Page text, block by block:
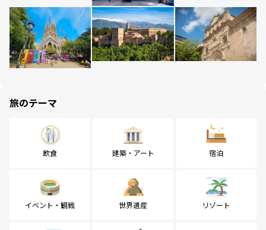
旅のテーマ
飲食 建築・アート 宿泊
イベント・観戦 世界遺産 リゾート